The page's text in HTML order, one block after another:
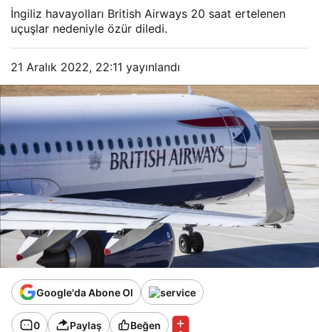
İngiliz havayolları British Airways 20 saat ertelenen
uçuşlar nedeniyle özür diledi.
21 Aralık 2022, 22:11 yayınlandı
Google'da Abone Ol
0 Paylaş Beğen